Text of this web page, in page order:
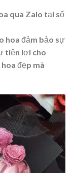
qua Zalo tại số
hoa đảm bảo sự
tiện lợi cho
đẹp mà